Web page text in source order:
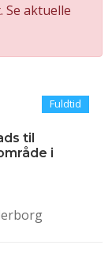
aktuelle
Fuldtid
til
i